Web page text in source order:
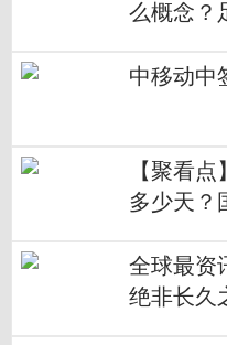
么概念？
中移动中
【聚看
多少天？
全球最资
绝非长久